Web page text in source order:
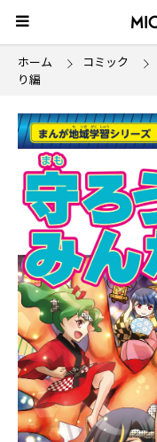
ホーム コミック
り編